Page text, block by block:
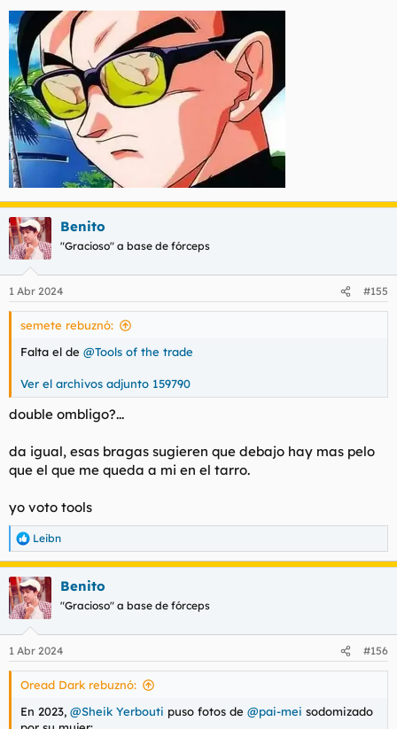
Benito
"Gracioso" a base de fórceps
1 Abr 2024 #155
semete rebuznó:
Falta el de @Tools of the trade
Ver el archivos adjunto 159790
double ombligo?...
da igual, esas bragas sugieren que debajo hay mas pelo
que el que me queda a mi en el tarro.
yo voto tools
R
e
a
c
c
i
e
s
Leibn
Benito
"Gracioso" a base de fórceps
1 Abr 2024 #156
Oread Dark rebuznó:
En 2023, @Sheik Yerbouti puso fotos de @pai-mei sodomizado